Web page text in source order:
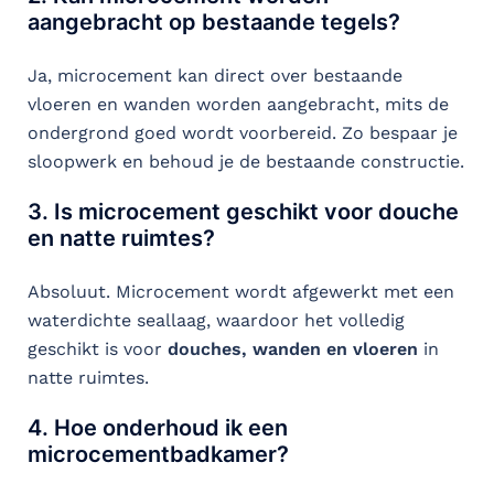
aangebracht op bestaande tegels?
Ja, microcement kan direct over bestaande
vloeren en wanden worden aangebracht, mits de
ondergrond goed wordt voorbereid. Zo bespaar je
sloopwerk en behoud je de bestaande constructie.
3. Is microcement geschikt voor douche
en natte ruimtes?
Absoluut. Microcement wordt afgewerkt met een
waterdichte seallaag, waardoor het volledig
geschikt is voor douches, wanden en vloeren in
natte ruimtes.
4. Hoe onderhoud ik een
microcementbadkamer?